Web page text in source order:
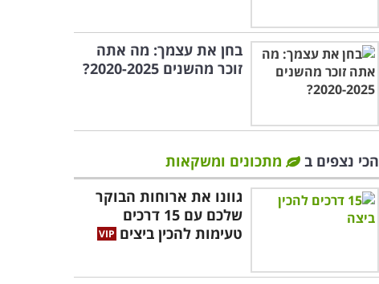
בחן את עצמך: מה אתה
זוכר מהשנים 2020-2025?
הכי נצפים ב
מתכונים ומשקאות
גוונו את ארוחות הבוקר
שלכם עם 15 דרכים
טעימות להכין ביצים